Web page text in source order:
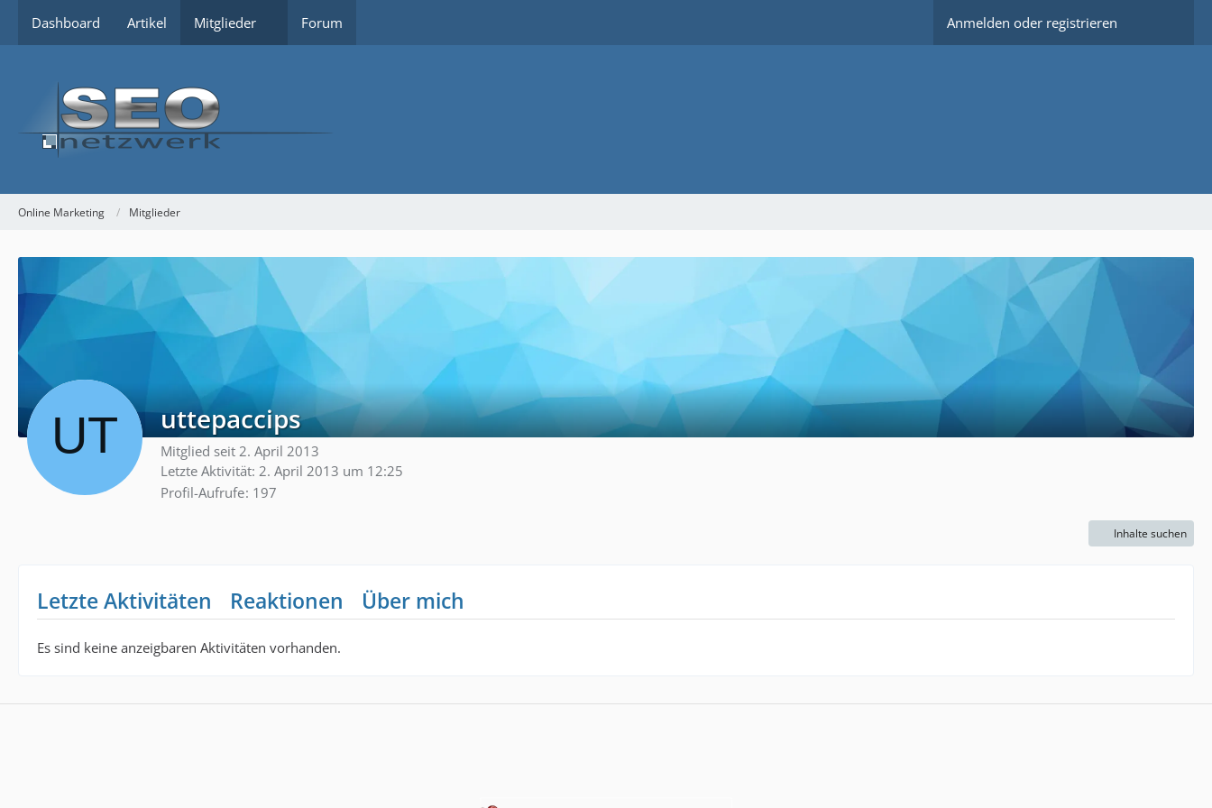
Dashboard Artikel Mitglieder Forum Anmelden oder registrieren
Online Marketing Mitglieder
uttepaccips
Mitglied seit 2. April 2013
Letzte Aktivität: 2. April 2013 um 12:25
Profil-Aufrufe 197
Inhalte suchen
Letzte Aktivitäten Reaktionen Über mich
Es sind keine anzeigbaren Aktivitäten vorhanden.